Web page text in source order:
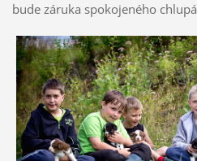
bude záruka spokojeného